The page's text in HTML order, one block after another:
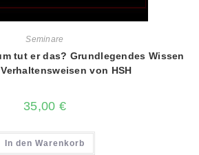
Seminare
tut er das? Grundlegendes Wissen
von HSH
35,00 €
In den Warenkorb